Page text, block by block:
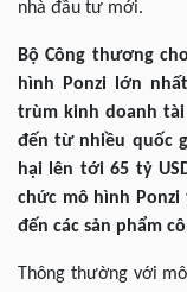
nhà đầu tư mới.
Bộ Công thương
hình Ponzi lớn
trùm kinh doanh tài
đến từ nhiều quốc
hại lên tới 65 tỷ
chức mô hình
đến các sản phẩm
Thông thường với